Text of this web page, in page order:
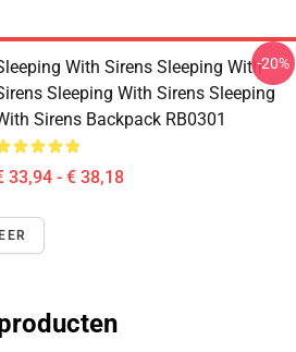
With Sirens Sleeping With
Sleeping With Sirens Sleeping
Sirens Backpack RB0301
33,94 - € 38,18
-20%